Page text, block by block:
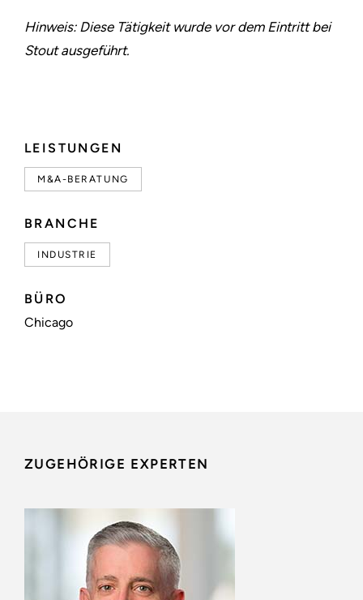
LEISTUNGEN
M&A-BERATUNG
BRANCHE
INDUSTRIE
BÜRO
Chicago
Hinweis: Diese Tätigkeit wurde vor dem Eintritt bei
Stout ausgeführt.
ZUGEHÖRIGE EXPERTEN